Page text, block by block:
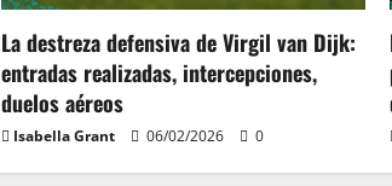
La destreza defensiva de Virgil van Dijk:
entradas realizadas, intercepciones,
duelos aéreos
Isabella Grant 06/02/2026 0